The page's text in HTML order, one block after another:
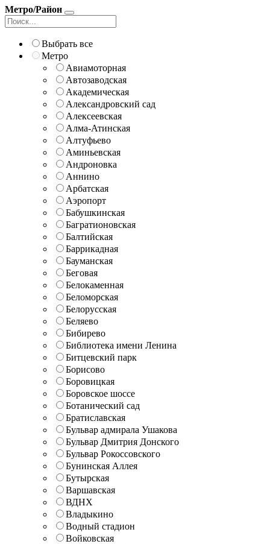
Метро/Район
Выбрать все
Метро
Авиамоторная
Автозаводская
Академическая
Александровский сад
Алексеевская
Алма-Атинская
Алтуфьево
Аминьевская
Андроновка
Аннино
Арбатская
Аэропорт
Бабушкинская
Багратионовская
Балтийская
Баррикадная
Бауманская
Беговая
Белокаменная
Беломорская
Белорусская
Беляево
Бибирево
Библиотека имени Ленина
Битцевский парк
Борисово
Боровицкая
Боровское шоссе
Ботанический сад
Братиславская
Бульвар адмирала Ушакова
Бульвар Дмитрия Донского
Бульвар Рокоссовского
Бунинская Аллея
Бутырская
Варшавская
ВДНХ
Владыкино
Водный стадион
Войковская